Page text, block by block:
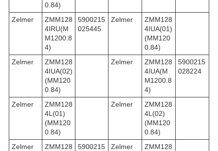
0.84)
Zelmer
ZMM128
4IRU(M
M1200.8
4)
5900215
025445
Zelmer
ZMM128
4IUA(01)
(MM120
0.84)
Zelmer
ZMM128
4IUA(02)
(MM120
0.84)
Zelmer
ZMM128
4IUA(M
M1200.8
4)
5900215
028224
Zelmer
ZMM128
4L(01)
(MM120
0.84)
Zelmer
ZMM128
4L(02)
(MM120
0.84)
Zelmer
ZMM128
5900215
Zelmer
ZMM128